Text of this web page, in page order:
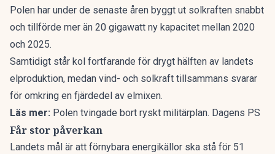
Polen har under de senaste åren byggt ut solkraften snabbt
och tillförde mer än 20 gigawatt ny kapacitet mellan 2020
och 2025.
Samtidigt står kol fortfarande för drygt hälften av landets
elproduktion, medan vind- och solkraft tillsammans svarar
för omkring en fjärdedel av elmixen.
Läs mer: Polen tvingade bort ryskt militärplan. Dagens PS
Får stor påverkan
Landets mål är att förnybara energikällor ska stå för 51